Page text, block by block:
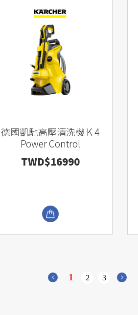
德國凱馳高壓清洗機 K 4
Power Control
TWD$16990
1 2 3